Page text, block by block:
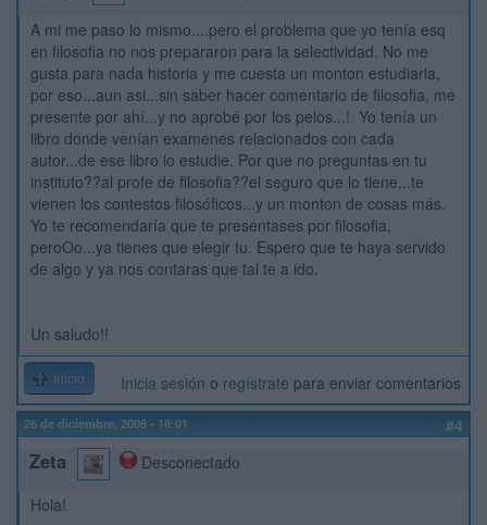
A mi me paso lo mismo....pero el problema que yo tenía esq
en filosofia no nos prepararon para la selectividad. No me
gusta para nada historia y me cuesta un monton estudiarla,
por eso...aun asi...sin saber hacer comentario de filosofia, me
presente por ahí...y no aprobé por los pelos...! Yo tenía un
libro donde venían examenes relacionados con cada
autor...de ese libro lo estudie. Por que no preguntas en tu
instituto??al profe de filosofia??el seguro que lo tiene...te
vienen los contestos filosóficos...y un monton de cosas más.
Yo te recomendaría que te presentases por filosofia,
peroOo...ya tienes que elegir tu. Espero que te haya servido
de algo y ya nos contaras que tal te a ido.
Un saludo!!
Inicio Inicia sesión o regístrate para enviar comentarios
26 de diciembre, 2008 - 18:01 #4
Zeta
Desconectado
Hola!